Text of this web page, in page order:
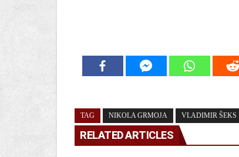
TAG NIKOLA GRMOJA VLADIMIR ŠEKS
RELATED ARTICLES